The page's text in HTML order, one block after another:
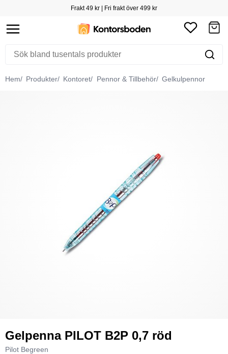
Frakt 49 kr | Fri frakt över 499 kr
Hem Produkter Kontoret Pennor & Tillbehör Gelkulpennor
Gelpenna PILOT B2P 0,7 röd
Pilot Begreen